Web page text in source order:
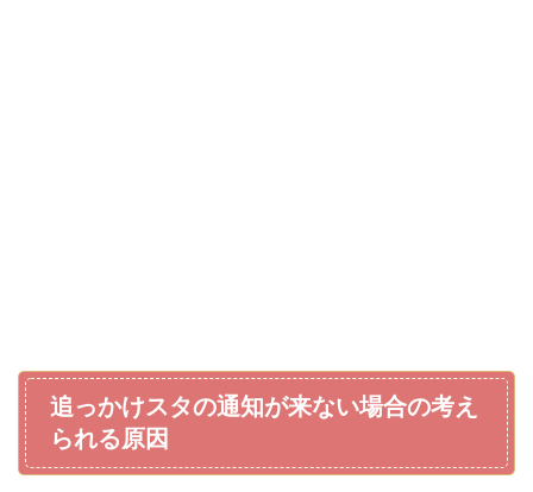
追っかけスタの通知が来ない場合の考え
られる原因